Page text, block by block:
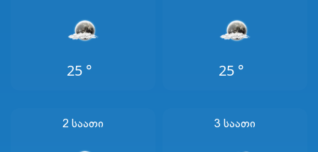
25 ° 25 °
2 Საათი 3 Საათი